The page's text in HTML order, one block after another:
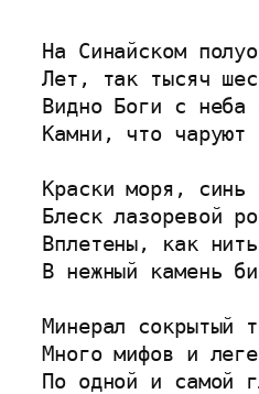
На Синайском
Лет, так тысяч
Видно Боги с неба
Камни, что чаруют
Краски моря, синь
Блеск лазоревой
Вплетены, как
В нежный камень
Минерал сокрытый
Много мифов и
По одной и самой